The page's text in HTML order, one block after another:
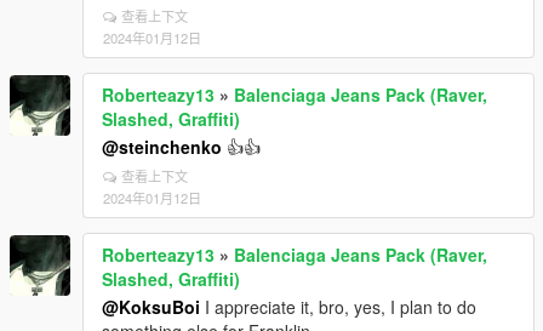
查看上下文
2024年01月12日
Roberteazy13 » Balenciaga Jeans Pack (Raver,
Slashed, Graffiti)
@steinchenko 👍👍
查看上下文
2024年01月12日
Roberteazy13 » Balenciaga Jeans Pack (Raver,
Slashed, Graffiti)
@KoksuBoi I appreciate it, bro, yes, I plan to do